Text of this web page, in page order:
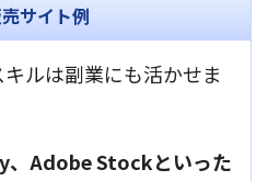
サイト例
ルは副業にも活かせま
、Adobe Stockといった